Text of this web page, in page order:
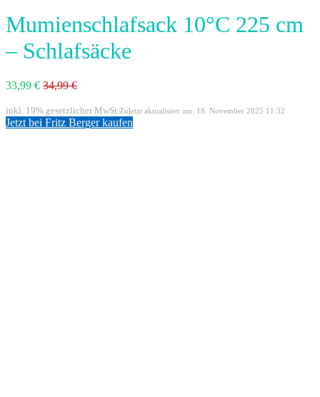
Mumienschlafsack 10°C 225 cm
– Schlafsäcke
33,99 € 34,99 €
inkl. 19% gesetzlicher MwSt.Zuletzt aktualisiert am: 18. November 2025 11:32
Jetzt bei Fritz Berger kaufen